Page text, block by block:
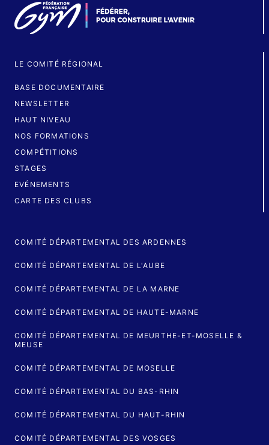
LE COMITÉ RÉGIONAL
BASE DOCUMENTAIRE
NEWSLETTER
HAUT NIVEAU
NOS FORMATIONS
COMPÉTITIONS
STAGES
EVÉNEMENTS
CARTE DES CLUBS
COMITÉ DÉPARTEMENTAL DES ARDENNES
COMITÉ DÉPARTEMENTAL DE L'AUBE
COMITÉ DÉPARTEMENTAL DE LA MARNE
COMITÉ DÉPARTEMENTAL DE HAUTE-MARNE
COMITÉ DÉPARTEMENTAL DE MEURTHE-ET-MOSELLE &
MEUSE
COMITÉ DÉPARTEMENTAL DE MOSELLE
COMITÉ DÉPARTEMENTAL DU BAS-RHIN
COMITÉ DÉPARTEMENTAL DU HAUT-RHIN
COMITÉ DÉPARTEMENTAL DES VOSGES